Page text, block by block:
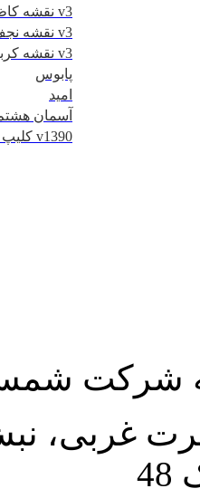
نقشه کاظمین - 1395 v3
نقشه نجف - 1395 v3
نقشه کربلا - 1395 v3
پابوس
امید
آسمان
کلیپ اربعین v1390
شرکت
غربی،